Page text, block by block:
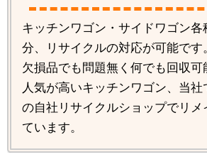
キッチンワゴン・サイドワゴン各
分、リサイクルの対応が可能です
欠損品でも問題無く何でも回収可
人気が高いキッチンワゴン、当
の自社リサイクルショップでリメ
ています。